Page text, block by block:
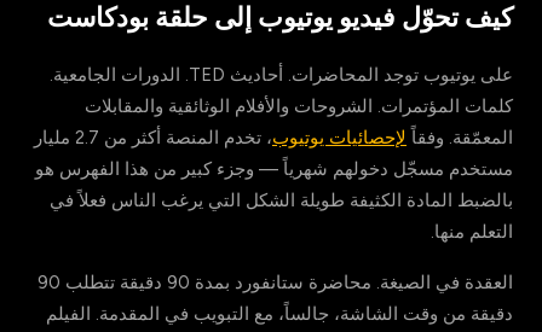
كيف تحوّل فيديو يوتيوب إلى حلقة بودكاست
على يوتيوب توجد المحاضرات. أحاديث TED. الدورات الجامعية.
كلمات المؤتمرات. الشروحات والأفلام الوثائقية والمقابلات
المعمّقة. وفقاً لإحصائيات يوتيوب
، تخدم المنصة أكثر من 2.7 مليار
مستخدم مسجّل دخولهم شهرياً — وجزء كبير من هذا الفهرس هو
بالضبط المادة الكثيفة طويلة الشكل التي يرغب الناس فعلاً في
التعلم منها.
العقدة في الصيغة. محاضرة ستانفورد بمدة 90 دقيقة تتطلب 90
دقيقة من وقت الشاشة، جالساً، مع التبويب في المقدمة. الفيلم